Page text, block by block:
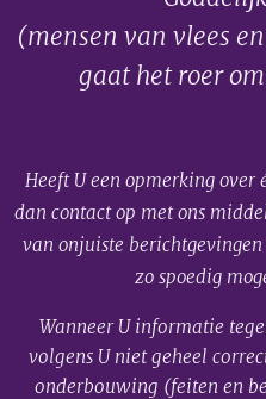
(mensen van vlees
gaat het roer
Heeft U een opmerking over
dan contact op met ons
van onjuiste
zo spoedig
Wanneer U informatie
volgens U niet geheel
onderbouwing (feiten en